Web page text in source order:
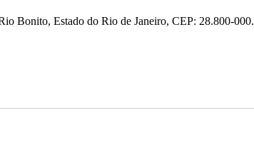
Bonito, Estado do Rio de Janeiro, CEP: 28.800-000.